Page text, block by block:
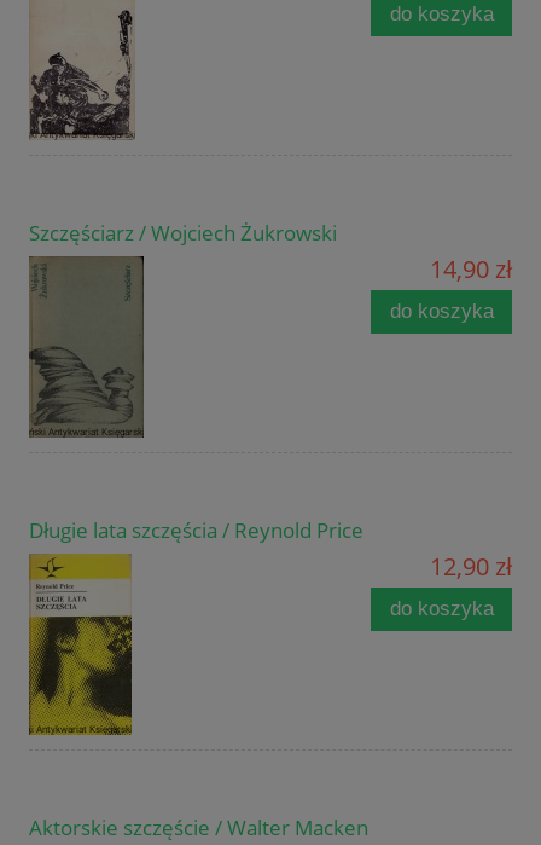
do koszyka
Szczęściarz / Wojciech Żukrowski
14,90 zł
do koszyka
Długie lata szczęścia / Reynold Price
12,90 zł
do koszyka
Aktorskie szczęście / Walter Macken